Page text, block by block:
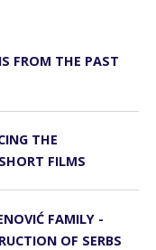
FROM THE PAST
THE
FILMS
FAMILY -
OF SERBS